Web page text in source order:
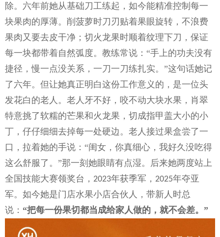
除。六年前她从基础刀工练起，如今能精准控制每一
块果肉的厚薄。削菠萝时刀刃贴着果眼旋转，不浪费
果肉又要去皮干净；切火龙果时顺着纹理下刀，保证
每一块都带着自然弧度。教练常说： “手上的功夫没有
捷径，慢一点没关系，一刀一刀练扎实。”这句话她记
了六年。但让她真正明白这份工作意义的，是一位头
发花白的老人。老人牙不好，咬不动大块水果，肖翠
特意挑了软糯的芒果和火龙果，切成指甲盖大小的小
丁，仔仔细细去掉每一处硬边。老人接过果盒尝了一
口，拉着她的手说：“闺女，你真细心，我好久没吃得
这么舒服了。”那一刻她眼睛有点湿。后来她两度站上
全国技能大赛领奖台， 2023年获季军， 2025年夺亚
军。如今她是门店水果小店合伙人，带新人时总
说： “把每一份果切都当成给家人做的，就不会差。”